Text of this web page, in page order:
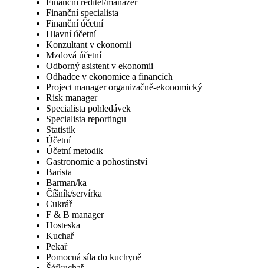
Finanční ředitel/manažer
Finanční specialista
Finanční účetní
Hlavní účetní
Konzultant v ekonomii
Mzdová účetní
Odborný asistent v ekonomii
Odhadce v ekonomice a financích
Project manager organizačně-ekonomický
Risk manager
Specialista pohledávek
Specialista reportingu
Statistik
Účetní
Účetní metodik
Gastronomie a pohostinství
Barista
Barman/ka
Číšník/servírka
Cukrář
F & B manager
Hosteska
Kuchař
Pekař
Pomocná síla do kuchyně